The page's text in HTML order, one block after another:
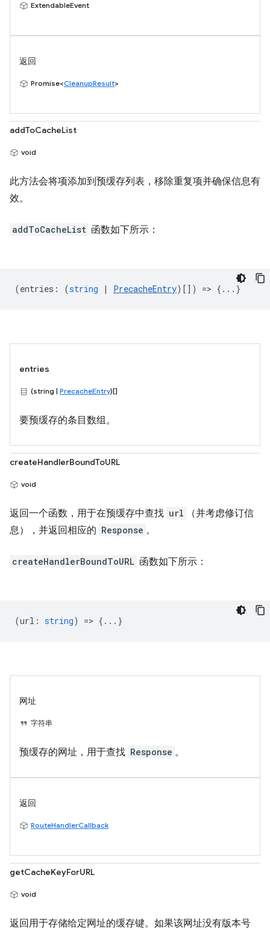
ExtendableEvent
返回
Promise<CleanupResult>
addToCacheList
void
此方法会将项添加到预缓存列表，移除重复项并确保信息有
效。
addToCacheList 函数如下所示：
(entries : (string | PrecacheEntry)[]) => {...}
entries
(string | PrecacheEntry)[]
要预缓存的条目数组。
createHandlerBoundToURL
void
返回一个函数，用于在预缓存中查找 url
（并考虑修订信
息），并返回相应的 Response 。
createHandlerBoundToURL 函数如下所示：
(url : string) => {...}
网址
字符串
预缓存的网址，用于查找 Response 。
返回
RouteHandlerCallback
getCacheKeyForURL
void
返回用于存储给定网址的缓存键。如果该网址没有版本号